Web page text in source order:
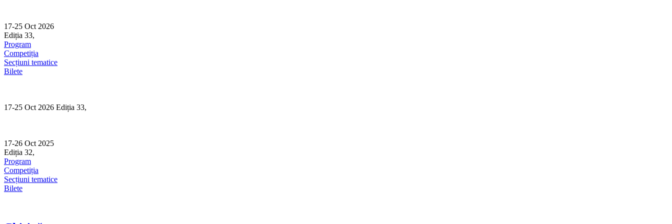
content
17-25 Oct 2026
Ediția 33,
Program
Competiția
Secțiuni tematice
Bilete
17-25 Oct 2026 Ediția 33,
17-26 Oct 2025
Ediția 32,
Program
Competiția
Secțiuni tematice
Bilete